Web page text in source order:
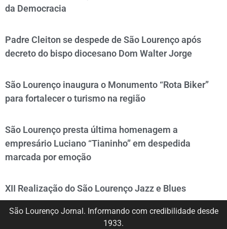
da Democracia
Padre Cleiton se despede de São Lourenço após
decreto do bispo diocesano Dom Walter Jorge
São Lourenço inaugura o Monumento “Rota Biker”
para fortalecer o turismo na região
São Lourenço presta última homenagem a
empresário Luciano “Tianinho” em despedida
marcada por emoção
XII Realização do São Lourenço Jazz e Blues
São Lourenço Jornal. Informando com credibilidade desde
1933.